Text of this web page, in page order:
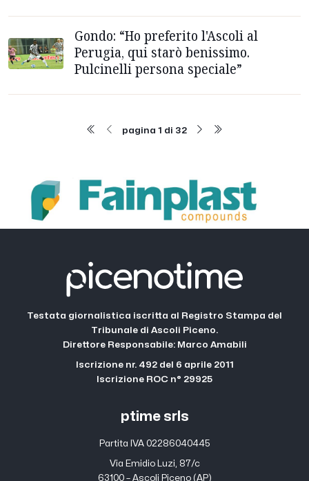
Gondo: “Ho preferito l'Ascoli al
Perugia, qui starò benissimo.
Pulcinelli persona speciale”
pagina 1 di 32
Testata giornalistica iscritta al Registro Stampa del
Tribunale di Ascoli Piceno.
Direttore Responsabile: Marco Amabili
Iscrizione nr. 492 del 6 aprile 2011
Iscrizione ROC n° 29925
ptime srls
Partita IVA 02286040445
Via Emidio Luzi, 87/c
63100 – Ascoli Piceno (AP)